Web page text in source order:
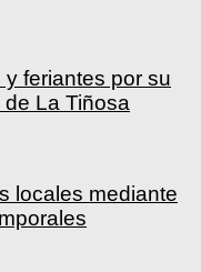
feriantes por su
La Tiñosa
locales mediante